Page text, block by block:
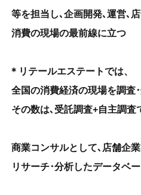
等を担当し､企画開発､運営､
消費の現場の最前線に立つ
＊リテールエステートでは、
全国の消費経済の現場を調査
その数は､受託調査+自主調査
商業コンサルとして､店舗企
リサーチ･分析したデータベ